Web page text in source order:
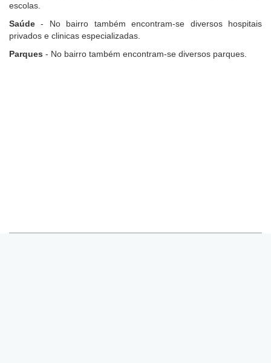
escolas.
Saúde - No bairro também encontram-se diversos hospitais
privados e clinicas especializadas.
Parques - No bairro também encontram-se diversos parques.